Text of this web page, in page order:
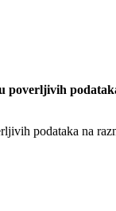
poverljivih
podataka na